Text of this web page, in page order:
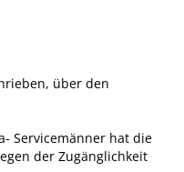
über den
Servicemänner hat die
der Zugänglichkeit